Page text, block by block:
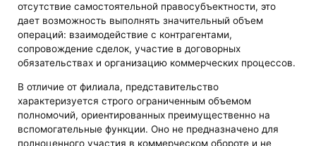
отсутствие самостоятельной правосубъектности, это
дает возможность выполнять значительный объем
операций: взаимодействие с контрагентами,
сопровождение сделок, участие в договорных
обязательствах и организацию коммерческих процессов.
В отличие от филиала, представительство
характеризуется строго ограниченным объемом
полномочий, ориентированных преимущественно на
вспомогательные функции. Оно не предназначено для
полноценного участия в коммерческом обороте и не